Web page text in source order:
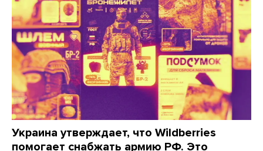
Украина утверждает, что Wildberries
помогает снабжать армию РФ. Это